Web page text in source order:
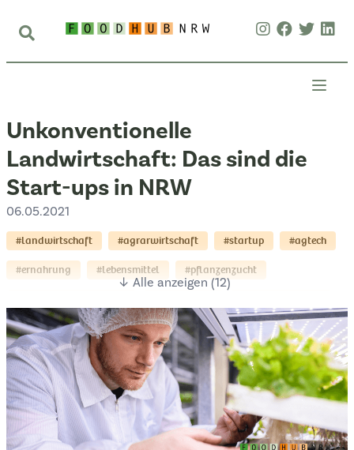
Unkonventionelle
Landwirtschaft: Das sind die
Start-ups in NRW
06.05.2021
#landwirtschaft #agrarwirtschaft #startup
#agtech
#ernahrung
#lebensmittel
#pflanzenzucht
@organifarms_konstanz
@urbangreen_bonn
↓ Alle anzeigen (12)